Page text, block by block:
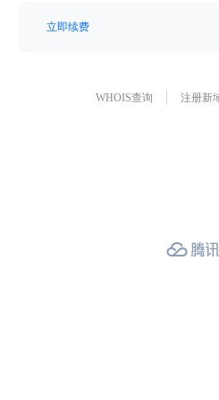
立即续费
WHOIS查询 注册新